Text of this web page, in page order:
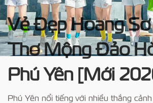
Vẻ Đẹp Hoang
Thơ Mộng Đảo
Phú Yên [Mới
Phú Yên nổi tiếng với nhiều thắng